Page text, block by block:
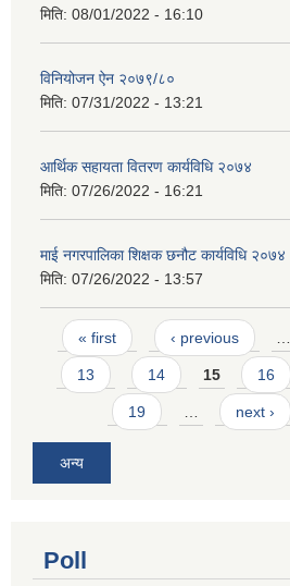
मिति: 08/01/2022 - 16:10
विनियोजन ऐन २०७९/८०
मिति: 07/31/2022 - 13:21
आर्थिक सहायता वितरण कार्यविधि २०७४
मिति: 07/26/2022 - 16:21
माई नगरपालिका शिक्षक छनौट कार्यविधि २०७४
मिति: 07/26/2022 - 13:57
Pages
« first ‹ previous …
13 14 15 16
19 … next ›
अन्य
Poll